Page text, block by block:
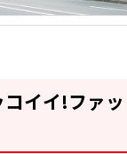
コイイ!ファ